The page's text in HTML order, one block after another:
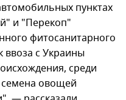
пунктах
и "Перекоп"
фитосанитарного
ввоза с Украины
среди
овощей